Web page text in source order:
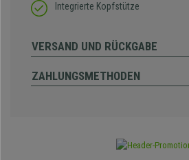
Integrierte Kopfstütze
VERSAND UND RÜCKGABE
ZAHLUNGSMETHODEN